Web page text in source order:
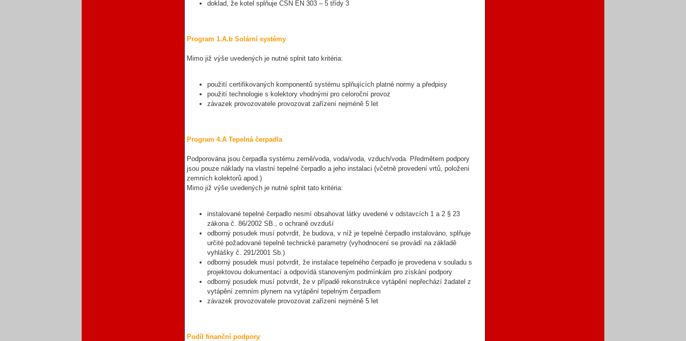
doklad, že kotel splňuje ČSN EN 303 – 5 třídy 3
Program 1.A.b Solární systémy
Mimo již výše uvedených je nutné splnit tato kritéria:
použití certifikovaných komponentů systému splňujících platné normy a předpisy
použití technologie s kolektory vhodnými pro celoroční provoz
závazek provozovatele provozovat zařízení nejméně 5 let
Program 4.A Tepelná čerpadla
Podporována jsou čerpadla systému země/voda, voda/voda, vzduch/voda. Předmětem podpory
jsou pouze náklady na vlastní tepelné čerpadlo a jeho instalaci (včetně provedení vrtů, položení
zemních kolektorů apod.)
Mimo již výše uvedených je nutné splnit tato kritéria:
instalované tepelné čerpadlo nesmí obsahovat látky uvedené v odstavcích 1 a 2 § 23
zákona č. 86/2002 SB., o ochraně ovzduší
odborný posudek musí potvrdit, že budova, v níž je tepelné čerpadlo instalováno, splňuje
určité požadované tepelně technické parametry (vyhodnocení se provádí na základě
vyhlášky č. 291/2001 Sb.)
odborný posudek musí potvrdit, že instalace tepelného čerpadlo je provedena v souladu s
projektovou dokumentací a odpovídá stanoveným podmínkám pro získání podpory
odborný posudek musí potvrdit, že v případě rekonstrukce vytápění nepřechází žadatel z
vytápění zemním plynem na vytápění tepelným čerpadlem
závazek provozovatele provozovat zařízení nejméně 5 let
Podíl finanční podpory